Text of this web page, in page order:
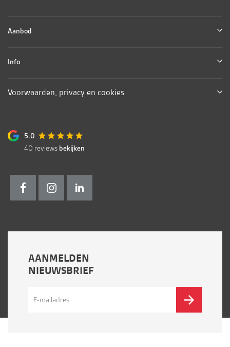
AANMELDEN
NIEUWSBRIEF
Aanbod
Info
5.0
40 reviews bekijken
Voorwaarden, privacy en cookies